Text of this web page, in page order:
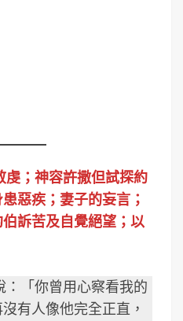
虔；神容許撒但試探約
惡疾；妻子的妄言；
訴苦及自覺絕望；以
「你曾用心察看我的
有人像他完全正直，